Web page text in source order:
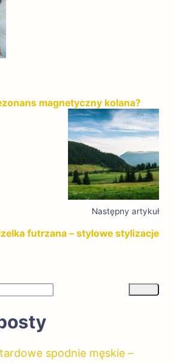
magnetyczny kolana?
Następny artykuł
futrzana – stylowe stylizacje
spodnie męskie –